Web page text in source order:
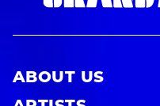
ABOUT US